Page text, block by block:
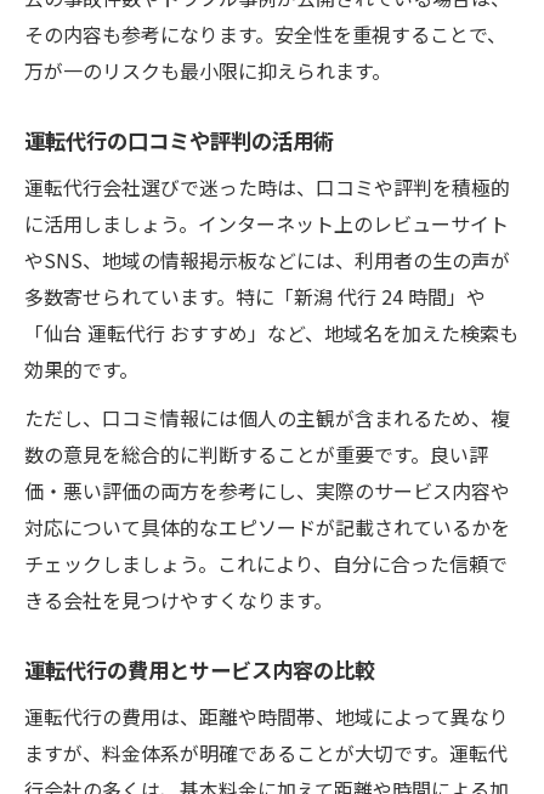
その内容も参考になります。安全性を重視することで、
万が一のリスクも最小限に抑えられます。
運転代行の口コミや評判の活用術
運転代行会社選びで迷った時は、口コミや評判を積極的
に活用しましょう。インターネット上のレビューサイト
やSNS、地域の情報掲示板などには、利用者の生の声が
多数寄せられています。特に「新潟 代行 24 時間」や
「仙台 運転代行 おすすめ」など、地域名を加えた検索も
効果的です。
ただし、口コミ情報には個人の主観が含まれるため、複
数の意見を総合的に判断することが重要です。良い評
価・悪い評価の両方を参考にし、実際のサービス内容や
対応について具体的なエピソードが記載されているかを
チェックしましょう。これにより、自分に合った信頼で
きる会社を見つけやすくなります。
運転代行の費用とサービス内容の比較
運転代行の費用は、距離や時間帯、地域によって異なり
ますが、料金体系が明確であることが大切です。運転代